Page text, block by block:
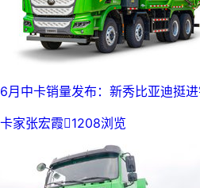
6月中卡销量发布：新秀比亚迪挺
卡家张宏霞1208浏览